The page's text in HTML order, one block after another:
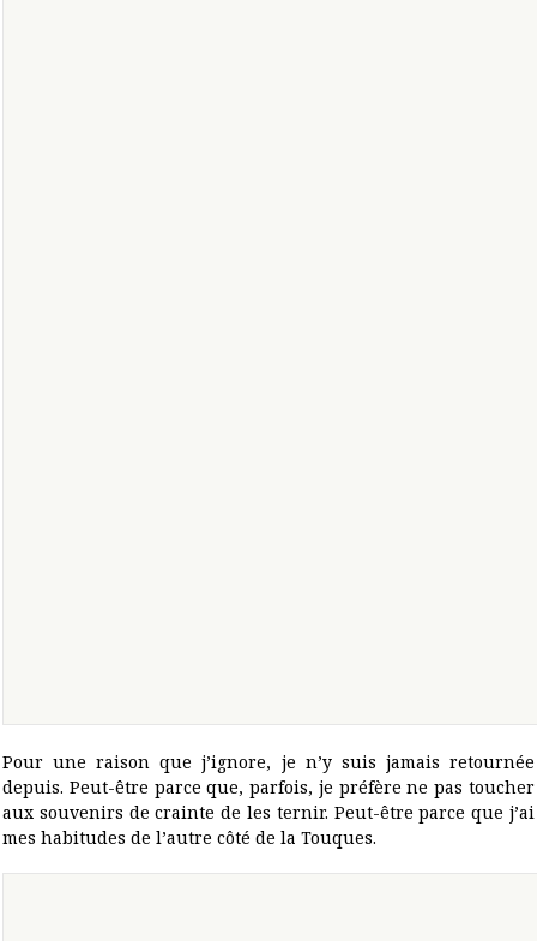
Pour une raison que j’ignore, je n’y suis jamais retournée
depuis. Peut-être parce que, parfois, je préfère ne pas toucher
aux souvenirs de crainte de les ternir. Peut-être parce que j’ai
mes habitudes de l’autre côté de la Touques.